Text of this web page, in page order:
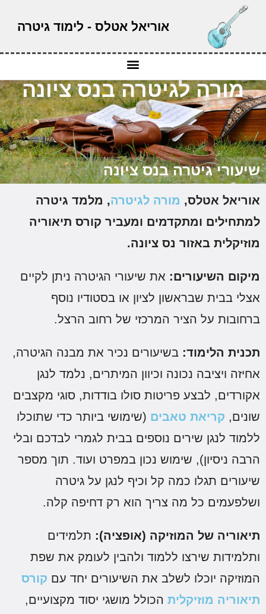
אוריאל אטלס - לימוד גיטרה
מורה לגיטרה בנס ציונה
גיטרה בנס ציונה
אטלס,מורה לגיטרה, מלמד גיטרה
ומתקדמים ומעביר קורס תיאוריה
באזור נס ציונה.
השיעורים:את שיעורי הגיטרה ניתן לקיים
בבית שבראשון לציון או בסטודיו נוסף
על הציר המרכזי של רחוב הרצל.
הלימוד:בשיעורים נכיר את מבנה הגיטרה,
ויציבה נכונה וכיוון המיתרים, נלמד לנגן
לבצע פריטות סולו בודדות, סוגי מקצבים
קריאת טאבים(שימושי ביותר כדי שתוכלו
לנגן שירים נוספים בבית לגמרי לבדכם ובלי
ניסיון), שימוש נכון במפרט ועוד. תוך מספר
תגלו כמה קל וכיף לנגן על גיטרה
כל מה צריך הוא רק דחיפה קלה.
של המוזיקה (אופציה):תלמידים
שירצו ללמוד ולהבין לעומק את שפת
יוכלו לשלב את השיעורים יחד עםקורס
מוזיקליתהכולל מושגי יסוד מקצועיים,